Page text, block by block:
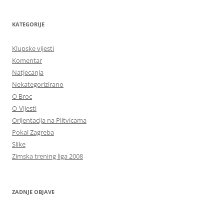
KATEGORIJE
Klupske vijesti
Komentar
Natjecanja
Nekategorizirano
O Broc
O-Vijesti
Orijentacija na Plitvicama
Pokal Zagreba
Slike
Zimska trening liga 2008
ZADNJE OBJAVE